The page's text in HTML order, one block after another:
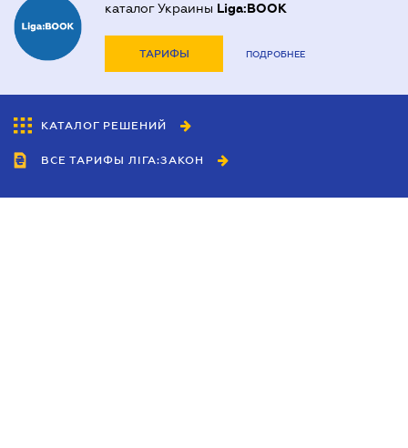
каталог Украины Liga:BOOK
ТАРИФЫ ПОДРОБНЕЕ
КАТАЛОГ РЕШЕНИЙ
ВСЕ ТАРИФЫ ЛІГА:ЗАКОН